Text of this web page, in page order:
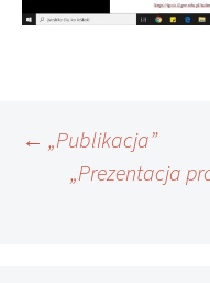
← „Publikacja”
„Prezentacja